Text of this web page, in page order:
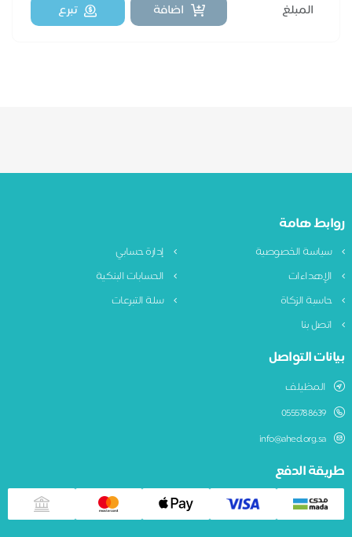
اضافة تبرع
هامة
الخصوصية
إدارة حسابي
الحسابات البنكية
الزكاة
سلة التبرعات
بنا
التواصل
المظيلف
0555788639
info@ahed.org.sa
الدفع